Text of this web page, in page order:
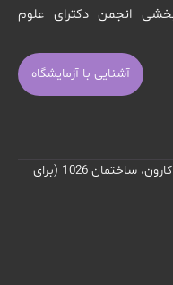
از نهاد اعتباربخشی انجمن دکترای علوم
آشنایی با آزمایشگاه
تهران، تقاطع خیابان امام خمینی و کارون، ساختمان 1026 (برای